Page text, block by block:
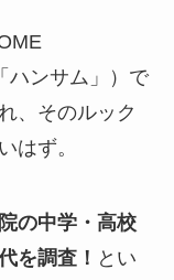
ハンサム」）で
、そのルック
はず。
の中学・高校
を調査！ とい